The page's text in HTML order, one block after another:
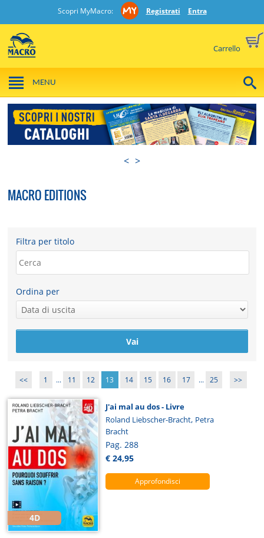
Scopri MyMacro: Registrati Entra
Carrello
MENU
< >
MACRO EDITIONS
Filtra per titolo
Ordina per
<< 1 ... 11 12 13 14 15 16 17 ... 25 >>
4D
J'ai mal au dos - Livre
Roland Liebscher-Bracht, Petra
Bracht
Pag. 288
€ 24,95
Approfondisci